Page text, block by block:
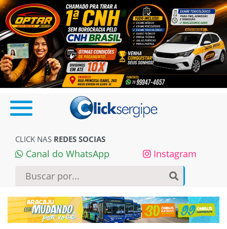
CLICK NAS REDES SOCIAS
Canal do WhatsApp Instagram